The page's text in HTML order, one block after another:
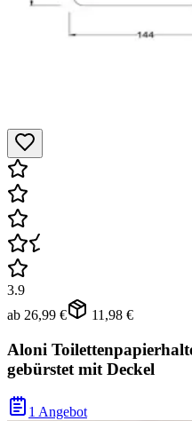
3.9
ab 26,99 € 11,98 €
Aloni
gebürstet mit Deckel
1 Angebot